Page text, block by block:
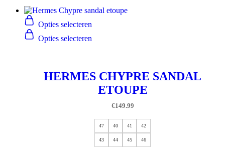
Opties selecteren
Opties selecteren
HERMES CHYPRE SANDAL
ETOUPE
€149.99
47 40 41 42
43 44 45 46